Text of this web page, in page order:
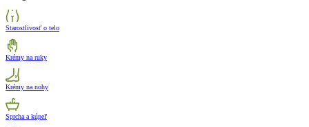
Starostlivosť o telo
Krémy na ruky
Krémy na nohy
Sprcha a kúpeľ